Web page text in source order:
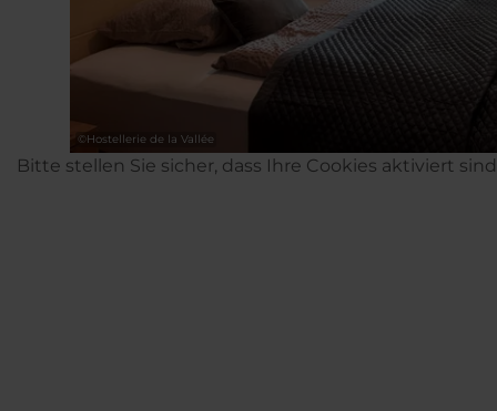
©Hostellerie de la Vallée
Bitte stellen Sie sicher, dass Ihre Cookies aktiviert